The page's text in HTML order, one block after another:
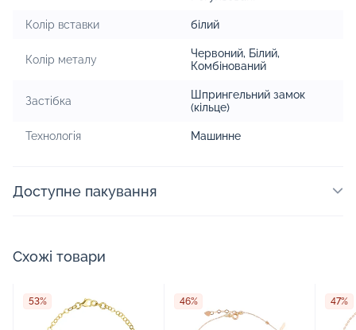
Колір вставки білий
Колір металу Червоний, Білий,
Комбінований
Застібка
Шпрингельний замок
(кільце)
Технологія Машинне
Доступне пакування
Схожі товари
53% 46% 47%